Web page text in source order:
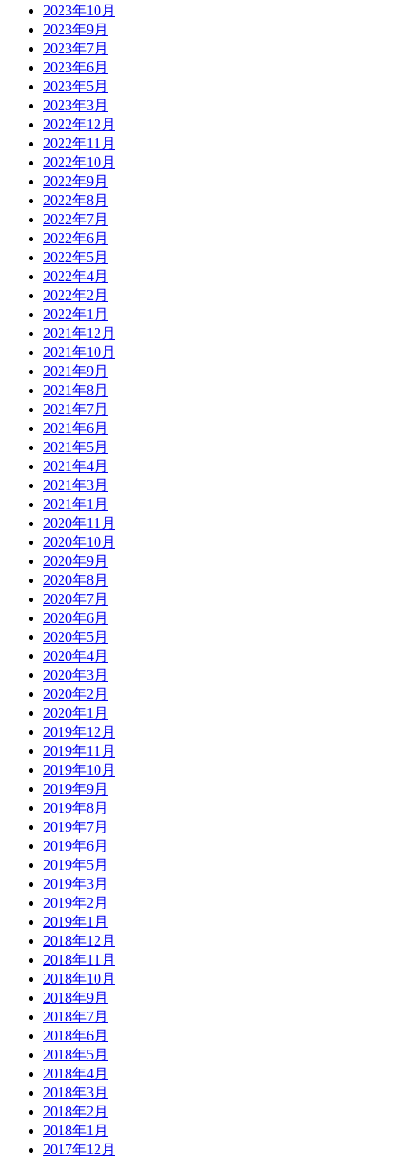
2023年10月
2023年9月
2023年7月
2023年6月
2023年5月
2023年3月
2022年12月
2022年11月
2022年10月
2022年9月
2022年8月
2022年7月
2022年6月
2022年5月
2022年4月
2022年2月
2022年1月
2021年12月
2021年10月
2021年9月
2021年8月
2021年7月
2021年6月
2021年5月
2021年4月
2021年3月
2021年1月
2020年11月
2020年10月
2020年9月
2020年8月
2020年7月
2020年6月
2020年5月
2020年4月
2020年3月
2020年2月
2020年1月
2019年12月
2019年11月
2019年10月
2019年9月
2019年8月
2019年7月
2019年6月
2019年5月
2019年3月
2019年2月
2019年1月
2018年12月
2018年11月
2018年10月
2018年9月
2018年7月
2018年6月
2018年5月
2018年4月
2018年3月
2018年2月
2018年1月
2017年12月